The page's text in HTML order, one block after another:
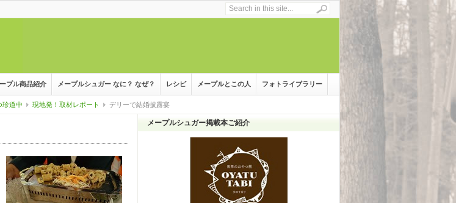
プル商品紹介 メープルシュガー なに？ なぜ？ レシピ メープルとこの人 フォトライブラリー
珍道中 現地発！取材レポート デリーで結婚披露宴
メープルシュガー掲載本ご紹介